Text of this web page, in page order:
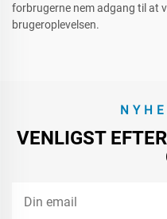
forbrugerne nem adgang til at
brugeroplevelsen.
VENLIGST